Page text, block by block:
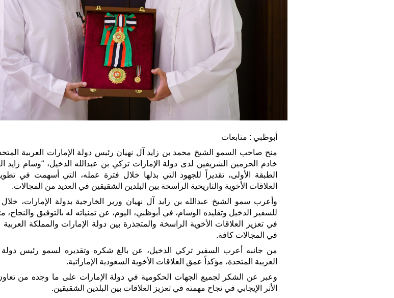
أبوظبي : متابعات
منح صاحب السمو الشيخ محمد بن زايد آل نهيان رئيس دولة الإمارات العربية
خادم الحرمين الشريفين لدى دولة الإمارات تركي بن عبدالله الدخيل، “وسام زايد
الطبقة الأولى، تقديراً للجهود التي بذلها خلال فترة عمله، التي أسهمت في
العلاقات الأخوية والتاريخية الراسخة بين البلدين الشقيقين في العديد من المجالات.
وأعرب سمو الشيخ عبدالله بن زايد آل نهيان وزير الخارجية بدولة الإمارات، خلال
للسفير الدخيل وتقليده الوسام، في أبوظبي، اليوم، عن تمنياته له بالتوفيق والنجاح،
في تعزيز العلاقات الأخوية الراسخة والمتجذرة بين دولة الإمارات والمملكة العربية
في المجالات كافة.
من جانبه أعرب السفير تركي الدخيل، عن بالغ شكره وتقديره لسمو رئيس دولة
العربية المتحدة، مؤكداً عمق العلاقات الأخوية السعودية الإماراتية.
وعبر عن الشكر لجميع الجهات الحكومية في دولة الإمارات على ما وجده من
الأثر الإيجابي في نجاح مهمته في تعزيز العلاقات بين البلدين الشقيقين.